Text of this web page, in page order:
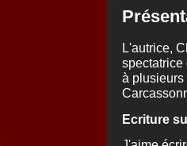
L'autrice,
spectatrice
à plusieurs
Ecriture